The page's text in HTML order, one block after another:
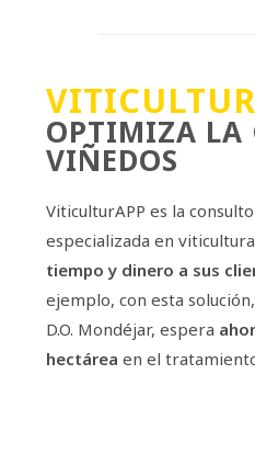
OPTIMIZA LA
VIÑEDOS
ViticulturAPP es la
especializada en
tiempo y dinero a sus
ejemplo, con esta
D.O. Mondéjar, espera
hectárea en el